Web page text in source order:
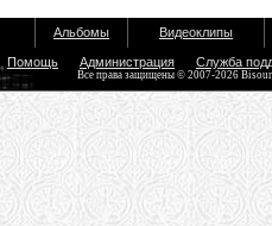
Альбомы Видеоклипы
Помощь Администрация Служба
Все права защищены © 2007-2026